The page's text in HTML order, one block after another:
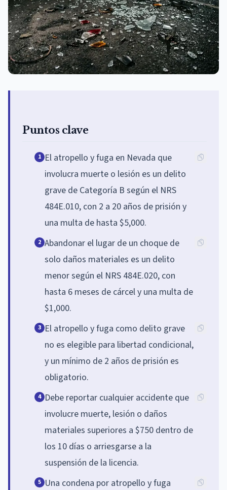
Puntos clave
1 El atropello y fuga en Nevada que
involucra muerte o lesión es un delito
grave de Categoría B según el NRS
484E.010, con 2 a 20 años de prisión y
una multa de hasta $5,000.
2 Abandonar el lugar de un choque de
solo daños materiales es un delito
menor según el NRS 484E.020, con
hasta 6 meses de cárcel y una multa de
$1,000.
3 El atropello y fuga como delito grave
no es elegible para libertad condicional,
y un mínimo de 2 años de prisión es
obligatorio.
4 Debe reportar cualquier accidente que
involucre muerte, lesión o daños
materiales superiores a $750 dentro de
los 10 días o arriesgarse a la
suspensión de la licencia.
5 Una condena por atropello y fuga